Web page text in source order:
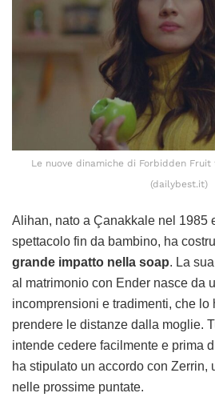
Le nuove dinamiche di Forbidden
(dailybest.it)
Alihan, nato a Çanakkale nel 1985
spettacolo fin da bambino, ha
grande impatto nella soap. La
al matrimonio con Ender nasce da
incomprensioni e tradimenti, che lo
prendere le distanze dalla moglie.
intende cedere facilmente e prima
ha stipulato un accordo con Zerrin,
nelle prossime puntate.